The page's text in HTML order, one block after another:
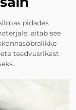
pidades
aitab see
teadvusrikast